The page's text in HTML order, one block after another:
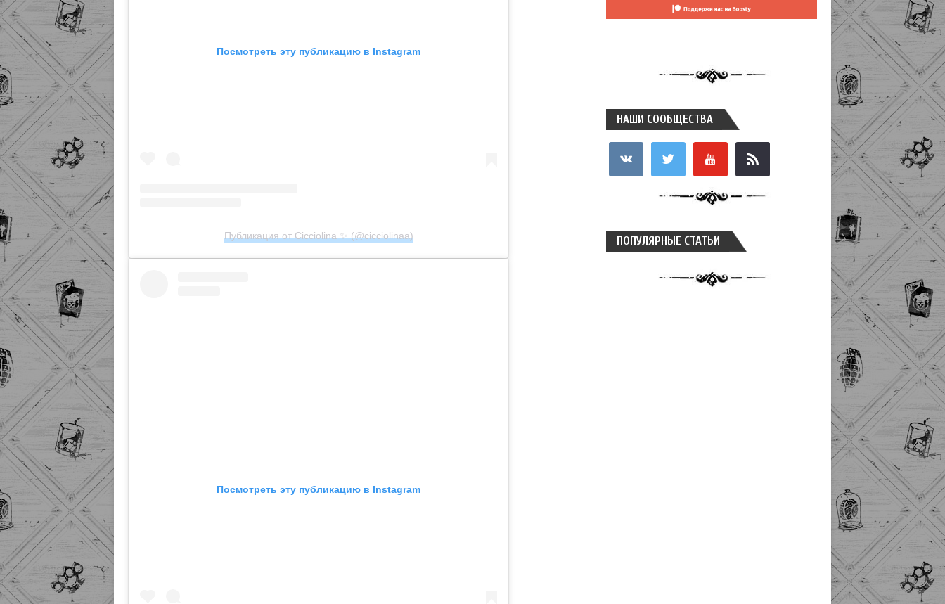
Посмотреть эту публикацию в Instagram
Публикация от Cicciolina ✨ (@cicciolinaa)
Посмотреть эту публикацию в Instagram
НАШИ СООБЩЕСТВА
ПОПУЛЯРНЫЕ СТАТЬИ